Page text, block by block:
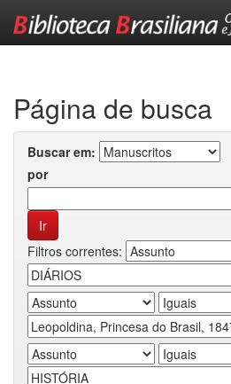
Página de busca
Buscar em:
por
Filtros correntes: